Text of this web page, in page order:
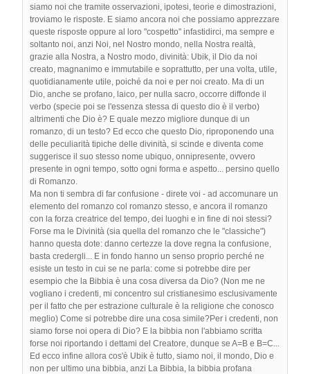
siamo noi che tramite osservazioni, ipotesi, teorie e dimostrazioni,
troviamo le risposte. E siamo ancora noi che possiamo apprezzare
queste risposte oppure al loro "cospetto" infastidirci, ma sempre e
soltanto noi, anzi Noi, nel Nostro mondo, nella Nostra realtà,
grazie alla Nostra, a Nostro modo, divinità: Ubik, il Dio da noi
creato, magnanimo e immutabile e soprattutto, per una volta, utile,
quotidianamente utile, poiché da noi e per noi creato. Ma di un
Dio, anche se profano, laico, per nulla sacro, occorre diffonde il
verbo (specie poi se l'essenza stessa di questo dio è il verbo)
altrimenti che Dio è? E quale mezzo migliore dunque di un
romanzo, di un testo? Ed ecco che questo Dio, riproponendo una
delle peculiarità tipiche delle divinità, si scinde e diventa come
suggerisce il suo stesso nome ubiquo, onnipresente, ovvero
presente in ogni tempo, sotto ogni forma e aspetto... persino quello
di Romanzo.
Ma non ti sembra di far confusione - direte voi - ad accomunare un
elemento del romanzo col romanzo stesso, e ancora il romanzo
con la forza creatrice del tempo, dei luoghi e in fine di noi stessi?
Forse ma le Divinità (sia quella del romanzo che le "classiche")
hanno questa dote: danno certezze la dove regna la confusione,
basta credergli... E in fondo hanno un senso proprio perché ne
esiste un testo in cui se ne parla: come si potrebbe dire per
esempio che la Bibbia è una cosa diversa da Dio? (Non me ne
vogliano i credenti, mi concentro sul cristianesimo esclusivamente
per il fatto che per estrazione culturale è la religione che conosco
meglio) Come si potrebbe dire una cosa simile?Per i credenti, non
siamo forse noi opera di Dio? E la bibbia non l'abbiamo scritta
forse noi riportando i dettami del Creatore, dunque se A=B e B=C...
Ed ecco infine allora cos'è Ubik è tutto, siamo noi, il mondo, Dio e
non per ultimo una bibbia, anzi La Bibbia, la bibbia profana